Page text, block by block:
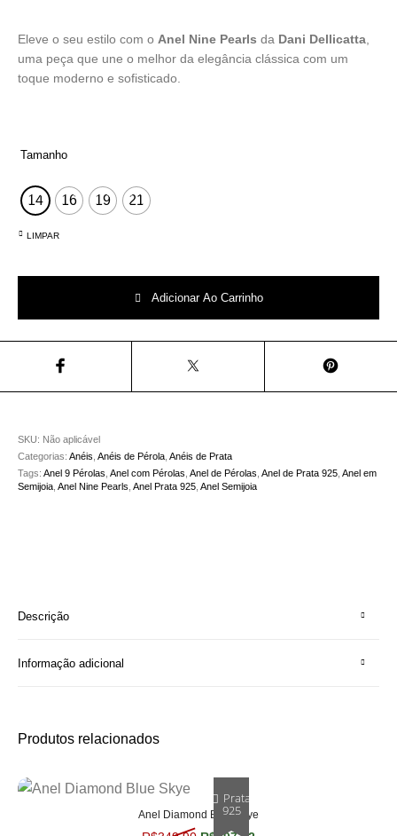
Eleve o seu estilo com oAnel Nine Pearls da Dani Dellicatta,
uma peça que une o melhor da elegância clássica com um
toque moderno e sofisticado.
Tamanho
14 16 19 21
LIMPAR
Adicionar Ao Carrinho
SKU: Não aplicável
Categorias:Anéis ,Anéis de Pérola ,Anéis de Prata
Tags:Anel 9 Pérolas ,Anel com Pérolas ,Anel de Pérolas ,Anel de Prata 925 ,Anel em
Semijoia ,Anel Nine Pearls ,Anel Prata 925 ,Anel Semijoia
Descrição
Informação adicional
Produtos relacionados
Prata
925
Anel Diamond Blue Skye
O preço original era: R$349,90.